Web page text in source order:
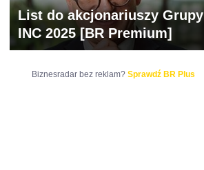
List do akcjonariuszy Grupy
INC 2025 [BR Premium]
Biznesradar bez reklam? Sprawdź BR Plus